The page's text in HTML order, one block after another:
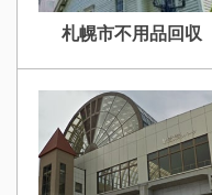
札幌市不用品回収